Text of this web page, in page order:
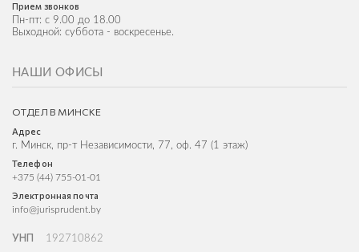
НАШИ ОФИСЫ
ОТДЕЛ В МИНСКЕ
Адрес
г. Минск, пр-т Независимости, 77, оф. 47 (1 этаж)
Телефон
+375 (44) 755-01-01
Электронная почта
info@jurisprudent.by
УНП 192710862
Прием звонков
Пн-пт: с 9.00 до 18.00
Выходной: суббота - воскресенье.